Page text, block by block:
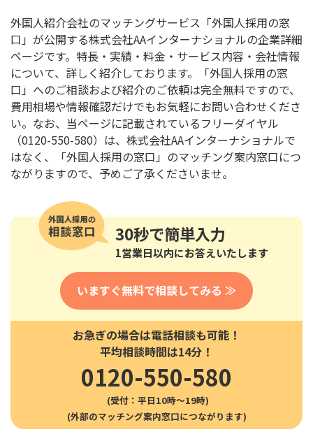
外国人紹介会社のマッチングサービス「外国人採用の窓
口」が公開する株式会社AAインターナショナルの企業詳細
ページです。特長・実績・料金・サービス内容・会社情報
について、詳しく紹介しております。「外国人採用の窓
口」へのご相談および紹介のご依頼は完全無料ですので、
費用相場や情報確認だけでもお気軽にお問い合わせくださ
い。なお、当ページに記載されているフリーダイヤル
（0120-550-580）は、株式会社AAインターナショナルで
はなく、「外国人採用の窓口」のマッチング案内窓口につ
ながりますので、予めご了承くださいませ。
30秒で簡単入力
1営業日以内にお答えいたします
いますぐ無料で相談してみる ≫
お急ぎの場合は電話相談も可能！
平均相談時間は14分！
0120-550-580
(受付：平日10時〜19時)